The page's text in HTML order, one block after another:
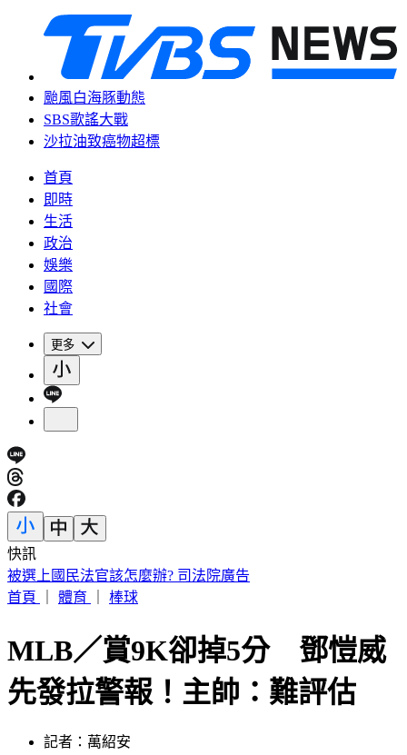
颱風白海豚動態
SBS歌謠大戰
沙拉油致癌物超標
首頁
即時
生活
政治
娛樂
國際
社會
更多
快訊
美股開盤／聯準會升息疑慮意外減緩！標普、那指「雙開高」
首頁
體育 棒球
MLB／賞9K卻掉5分 鄧愷威
先發拉警報！主帥：難評估
記者：萬紹安